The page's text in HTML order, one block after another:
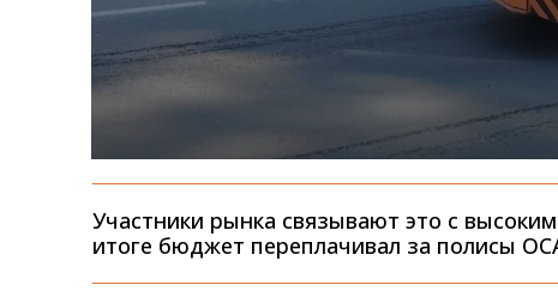
Участники рынка связывают это с
итоге бюджет переплачивал за полисы